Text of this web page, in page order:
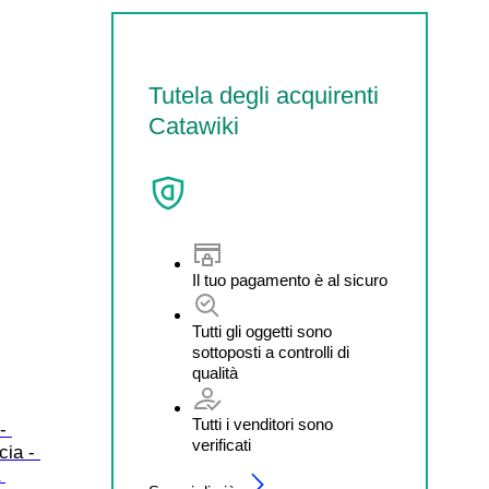
Tutela degli acquirenti
Catawiki
Il tuo pagamento è al sicuro
Tutti gli oggetti sono
sottoposti a controlli di
qualità
Tutti i venditori sono
verificati
-